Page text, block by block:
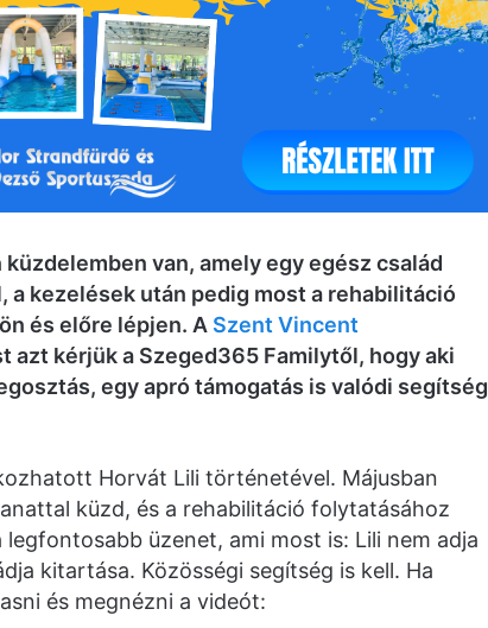
van, amely egy egész család
kezelések után pedig most a rehabilitáció
és előre lépjen. A Szent Vincent
azt kérjük a Szeged365 Familytől, hogy aki
egy apró támogatás is valódi segítség
Horvát Lili történetével. Májusban
küzd, és a rehabilitáció folytatásához
üzenet, ami most is: Lili nem adja
kitartása. Közösségi segítség is kell. Ha
és megnézni a videót: